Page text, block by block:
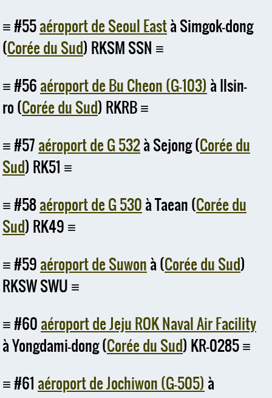
#55aéroport de Seoul Eastà Simgok-dong
(Corée du Sud) RKSM SSN
#56aéroport de Bu Cheon (G-103) à Ilsin-
ro (Corée du Sud) RKRB
#57aéroport de G 532à Sejong (Corée du
Sud) RK51
#58aéroport de G 530à Taean (Corée du
Sud) RK49
#59aéroport de Suwonà (Corée du Sud)
RKSW SWU
#60aéroport de Jeju ROK Naval Air Facility
à Yongdami-dong (Corée du Sud) KR-0285
#61 aéroport de Jochiwon (G-505) à